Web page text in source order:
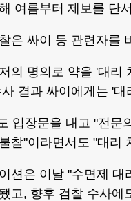
여름부터 제보를 단
은 싸이 등 관련자를
의 명의로 약을 '대리
결과 싸이에게는 '
입장문을 내고 "전문
찰"이라면서도 "대리
션은 이날 "수면제
고, 향후 검찰 수사에